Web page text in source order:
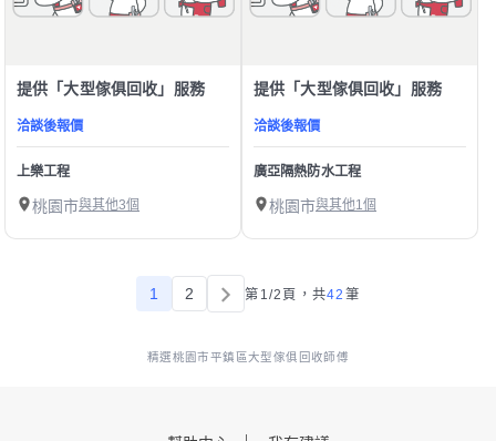
提供「大型傢俱回收」服務
洽談後報價
上樂工程
桃園市與其他3個
提供「大型傢俱回收」服務
洽談後報價
廣亞隔熱防水工程
桃園市與其他1個
1 2 第1/2頁， 共42 筆
精選桃園市平鎮區大型傢俱回收師傅